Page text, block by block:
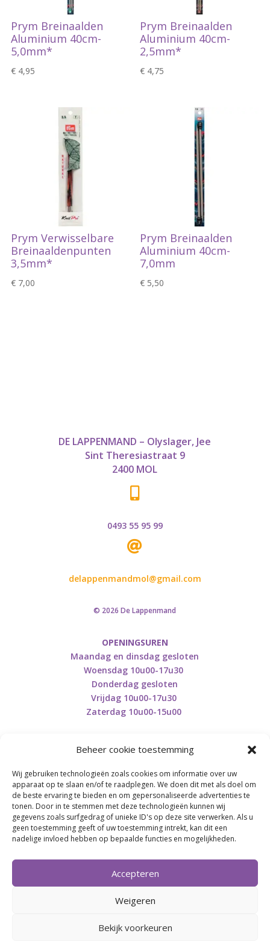
Beheer cookie toestemming
Wij gebruiken technologieën zoals cookies om informatie over uw
apparaat op te slaan en/of te raadplegen. We doen dit met als doel om
de beste ervaring te bieden en om gepersonaliseerde advertenties te
tonen. Door in te stemmen met deze technologieën kunnen wij
gegevens zoals surfgedrag of unieke ID's op deze site verwerken. Als u
geen toestemming geeft of uw toestemming intrekt, kan dit een
nadelige invloed hebben op bepaalde functies en mogelijkheden.
Accepteren
Weigeren
Bekijk voorkeuren
Prym Breinaalden
Aluminium 40cm-
5,0mm*
€4,95
Prym Breinaalden
Aluminium 40cm-
2,5mm*
€ 4,75
Prym Verwisselbare
Breinaaldenpunten
3,5mm*
€7,00
Prym Breinaalden
Aluminium 40cm-
7,0mm
€ 5,50
DE LAPPENMAND – Olyslager, Jee
Sint Theresiastraat 9
2400 MOL

0493 55 95 99

delappenmandmol@gmail.com
© 2026 De Lappenmand
OPENINGSUREN
Maandag en dinsdag gesloten
Woensdag 10u00-17u30
Donderdag gesloten
Vrijdag 10u00-17u30
Zaterdag 10u00-15u00
Retourneren en herroepen
BE0746.853.082
BREI- EN HAAK-ATELJEE
Momenteel on hold wegens medische reden.
Heropstart september.